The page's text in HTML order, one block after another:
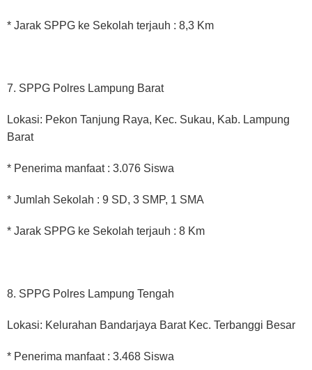
* Jarak SPPG ke Sekolah terjauh : 8,3 Km
7. SPPG Polres Lampung Barat
Lokasi: Pekon Tanjung Raya, Kec. Sukau, Kab. Lampung
Barat
* Penerima manfaat : 3.076 Siswa
* Jumlah Sekolah : 9 SD, 3 SMP, 1 SMA
* Jarak SPPG ke Sekolah terjauh : 8 Km
8. SPPG Polres Lampung Tengah
Lokasi: Kelurahan Bandarjaya Barat Kec. Terbanggi Besar
* Penerima manfaat : 3.468 Siswa